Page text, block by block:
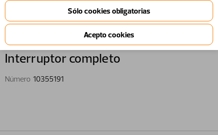
10355191 - Interruptor completo
Interruptor completo
Número 10355191